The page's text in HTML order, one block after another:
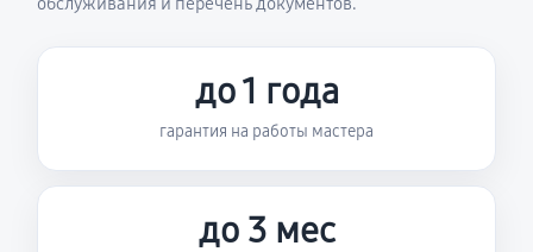
до 1 года
гарантия на работы мастера
до 3 мес